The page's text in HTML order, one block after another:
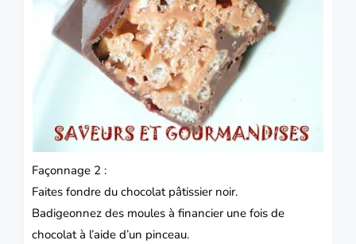
Façonnage 2 :
Faites fondre du chocolat pâtissier noir.
Badigeonnez des moules à financier une fois de
chocolat à l’aide d’un pinceau.